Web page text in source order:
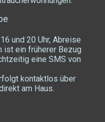
und 20 Uhr, Abreise
ist ein früherer Bezug
eine SMS von
kontaktlos über
am Haus.